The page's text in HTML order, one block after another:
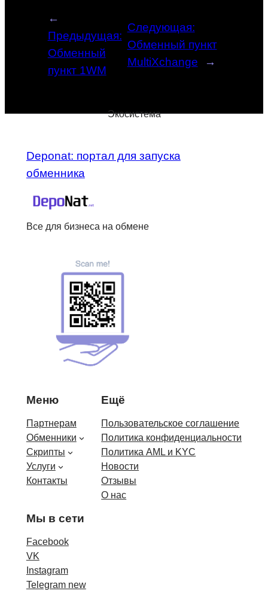
←
Предыдущая:
Обменный
пункт 1WM
Следующая:
Обменный пункт
MultiXchange
→
Экосистема
Deponat: портал для запуска
обменника
Все для бизнеса на обмене
Меню
Партнерам
Обменники
Скрипты
Услуги
Контакты
Ещё
Пользовательское соглашение
Политика конфиденциальности
Политика AML и KYC
Новости
Отзывы
О нас
Мы в сети
Facebook
VK
Instagram
Telegram new